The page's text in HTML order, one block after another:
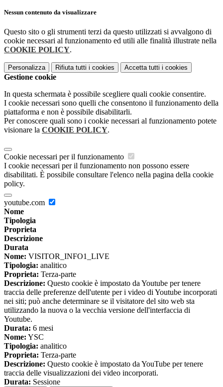
Nessun contenuto da visualizzare
Questo sito o gli strumenti terzi da questo utilizzati si avvalgono di
cookie necessari al funzionamento ed utili alle finalità illustrate nella
COOKIE POLICY.
Personalizza Rifiuta tutti i cookies Accetta tutti i cookies
Gestione cookie
In questa schermata è possibile scegliere quali cookie consentire.
I cookie necessari sono quelli che consentono il funzionamento della
piattaforma e non è possibile disabilitarli.
Per conoscere quali sono i cookie necessari al funzionamento potete
visionare la COOKIE POLICY.
Cookie necessari per il funzionamento
I cookie necessari per il funzionamento non possono essere
disabilitati. È possibile consultare l'elenco nella pagina della cookie
policy.
youtube.com
Nome
Tipologia
Proprieta
Descrizione
Durata
Nome: VISITOR_INFO1_LIVE
Tipologia: analitico
Proprieta: Terza-parte
Descrizione: Questo cookie è impostato da Youtube per tenere
traccia delle preferenze dell'utente per i video di Youtube incorporati
nei siti; può anche determinare se il visitatore del sito web sta
utilizzando la nuova o la vecchia versione dell'interfaccia di
Youtube.
Durata: 6 mesi
Nome: YSC
Tipologia: analitico
Proprieta: Terza-parte
Descrizione: Questo cookie è impostato da YouTube per tenere
traccia delle visualizzazioni dei video incorporati.
Durata: Sessione